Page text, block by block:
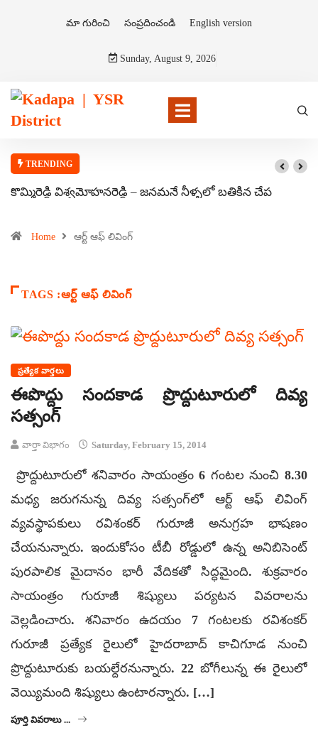
మా గురించి సంప్రదించండి English version
Sunday, August 9, 2026
TRENDING
కొమ్మిరెడ్డి విశ్వమోహనరెడ్డి – జనమనే నీళ్ళలో బతికిన చేప
Home ఆర్ట్ ఆఫ్ లివింగ్
TAGS :ఆర్ట్ ఆఫ్ లివింగ్
ప్రత్యేక వార్తలు
ఈపొద్దు సందకాడ ప్రొద్దుటూరులో దివ్య
సత్సంగ్‌
వార్తా విభాగం Saturday, February 15, 2014
ప్రొద్దుటూరులో శనివారం సాయంత్రం 6 గంటల నుంచి 8.30
మధ్య జరుగనున్న దివ్య సత్సంగ్‌లో ఆర్ట్ ఆఫ్ లివింగ్
వ్యవస్థాపకులు రవిశంకర్ గురూజీ అనుగ్రహ భాషణం
చేయనున్నారు. ఇందుకోసం టీబీ రోడ్డులో ఉన్న అనిబిసెంట్
పురపాలిక మైదానం భారీ వేదికతో సిద్ధమైంది. శుక్రవారం
సాయంత్రం గురూజీ శిష్యులు పర్యటన వివరాలను
వెల్లడించారు. శనివారం ఉదయం 7 గంటలకు రవిశంకర్
గురూజీ ప్రత్యేక రైలులో హైదరాబాద్ కాచిగూడ నుంచి
ప్రొద్దుటూరుకు బయల్దేరనున్నారు. 22 బోగీలున్న ఈ రైలులో
వెయ్యిమంది శిష్యులు ఉంటారన్నారు. […]
పూర్తి వివరాలు ...